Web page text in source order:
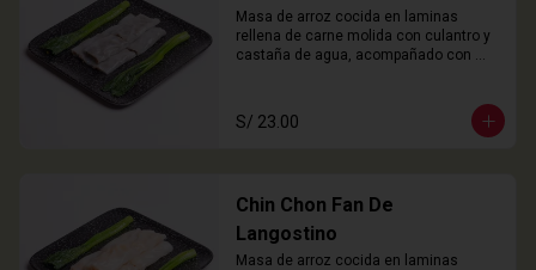
Masa de arroz cocida en laminas
rellena de carne molida con culantro y
castaña de agua, acompañado con
3 Unidades
S/ 23.00
Chin Chon Fan De
Langostino
Masa de arroz cocida en laminas